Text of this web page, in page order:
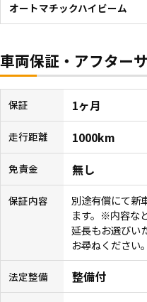
オートマチックハイビーム
車両保証・アフター
保証 1ヶ月
走行距離 1000km
免責金 無し
保証内容
別途有償にて新
ます。※内容な
延長もお選びい
お尋ねください。
法定整備 整備付